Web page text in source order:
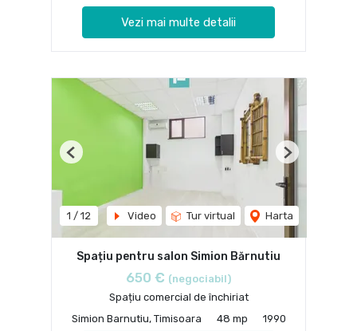
Vezi mai multe detalii
1 / 12 Video Tur virtual Harta
Previous Next
Spațiu pentru salon Simion Bărnutiu
650 € (negociabil)
Spațiu comercial de închiriat
Simion Barnutiu, Timisoara
48 mp 1990